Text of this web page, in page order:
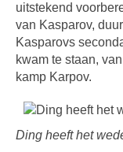
uitstekend
van Kasparov,
Kasparovs
kwam te staan,
kamp Karpov.
Ding heeft het